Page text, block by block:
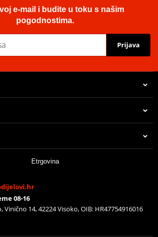
e-mail i budite u toku s našim
pogodnostima.
Prijava
Etrgovina
08-16
14, 42224 Visoko, OIB: HR47754916016